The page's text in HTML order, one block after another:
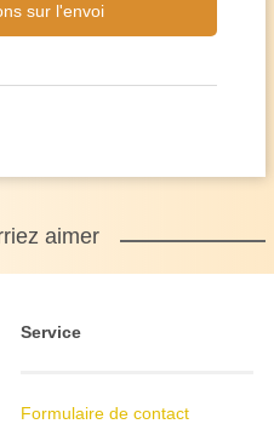
sur l'envoi
aimer
Service
Formulaire de contact